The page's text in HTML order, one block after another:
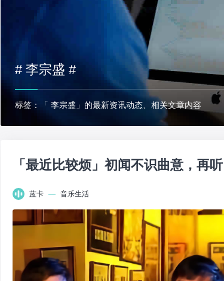
# 李宗盛 #
标签：「 李宗盛」的最新资讯动态、相关文章内容
「最近比较烦」初闻不识曲意，再听
蓝卡 — 音乐生活